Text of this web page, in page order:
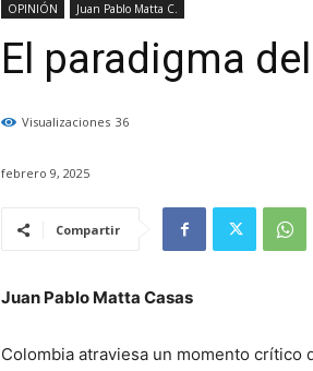
OPINIÓN Juan Pablo Matta C.
El paradigma
Visualizaciones 36
febrero 9, 2025
Compartir
Juan Pablo Matta Casas
Colombia atraviesa un momento